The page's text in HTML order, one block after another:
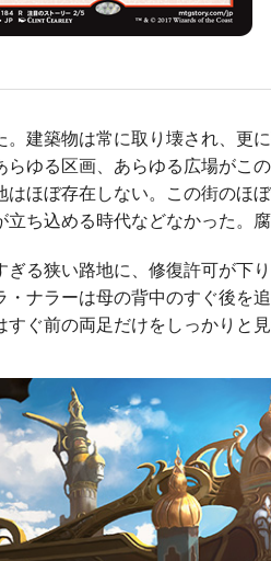
建築物は常に取り壊され、更
ゆる区画、あらゆる広場がこ
ほぼ存在しない。この街のほ
ち込める時代などなかった。
る狭い路地に、修復許可が下
ナラーは母の背中のすぐ後を
ぐ前の両足だけをしっかりと見